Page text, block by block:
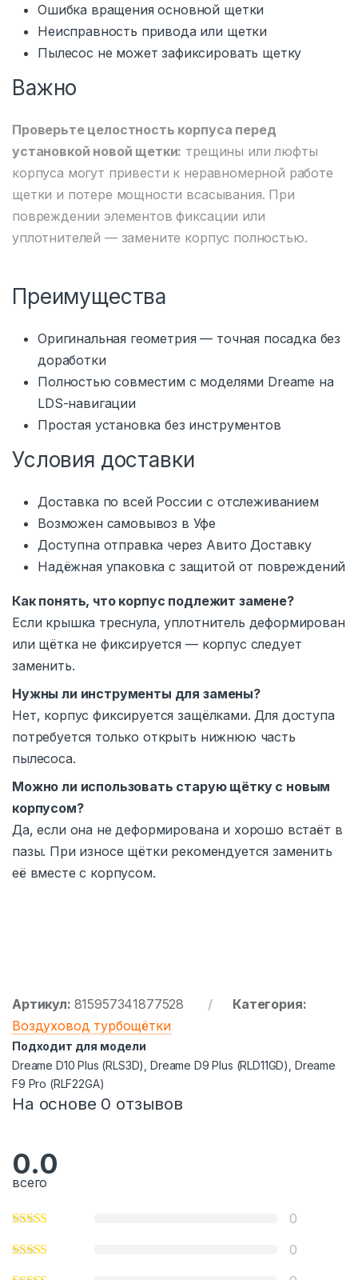
Ошибка вращения основной щетки
Неисправность привода или щетки
Пылесос не может зафиксировать щетку
Важно
Проверьте целостность корпуса перед
установкой новой щетки: трещины или люфты
корпуса могут привести к неравномерной работе
щетки и потере мощности всасывания. При
повреждении элементов фиксации или
уплотнителей — замените корпус полностью.
Преимущества
Оригинальная геометрия — точная посадка без
доработки
Полностью совместим с моделями Dreame на
LDS-навигации
Простая установка без инструментов
Условия доставки
Доставка по всей России с отслеживанием
Возможен самовывоз в Уфе
Доступна отправка через Авито Доставку
Надёжная упаковка с защитой от повреждений
Как понять, что корпус подлежит замене?
Если крышка треснула, уплотнитель деформирован
или щётка не фиксируется — корпус следует
заменить.
Нужны ли инструменты для замены?
Нет, корпус фиксируется защёлками. Для доступа
потребуется только открыть нижнюю часть
пылесоса.
Можно ли использовать старую щётку с новым
корпусом?
Да, если она не деформирована и хорошо встаёт в
пазы. При износе щётки рекомендуется заменить
её вместе с корпусом.
Артикул: 815957341877528
Категория:
Воздуховод турбощётки
Подходит для модели
Drеаmе D10 Рlus (RLS3D), Drеаmе D9 Рlus (RLD11GD), Drеаmе
F9 Рrо (RLF22GА)
На основе 0 отзывов
0.0
всего
0
0